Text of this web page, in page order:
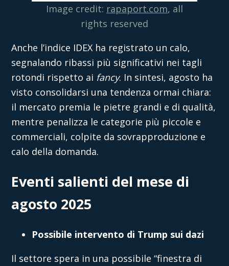
Image credit: rapaport.com, all
rights reserved
Anche l’indice IDEX ha registrato un calo,
segnalando ribassi più significativi nei tagli
rotondi rispetto ai fancy. In sintesi, agosto ha
visto consolidarsi una tendenza ormai chiara:
il mercato premia le pietre grandi e di qualità,
mentre penalizza le categorie più piccole e
commerciali, colpite da sovrapproduzione e
calo della domanda.
Eventi salienti del mese di
agosto 2025
Possibile intervento di Trump sui dazi
Il settore spera in una possibile “finestra di